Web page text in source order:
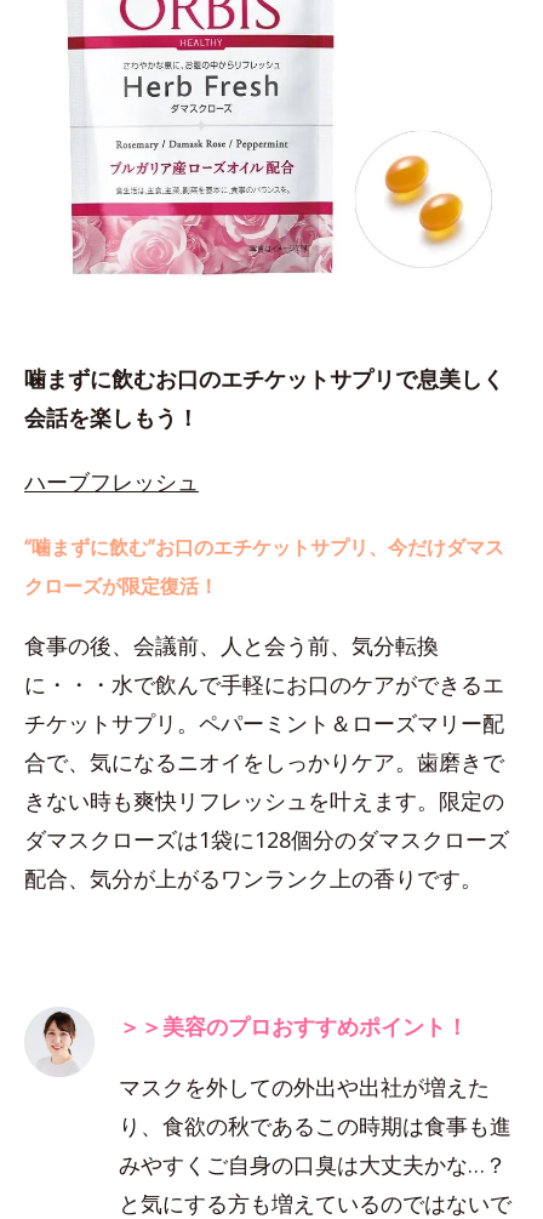
噛まずに飲むお口のエチケットサプリで息美しく
会話を楽しもう！
ハーブフレッシュ
“噛まずに飲む”お口のエチケットサプリ、今だけダマス
クローズが限定復活！
食事の後、会議前、人と会う前、気分転換
に・・・水で飲んで手軽にお口のケアができるエ
チケットサプリ。ペパーミント＆ローズマリー配
合で、気になるニオイをしっかりケア。歯磨きで
きない時も爽快リフレッシュを叶えます。限定の
ダマスクローズは1袋に128個分のダマスクローズ
配合、気分が上がるワンランク上の香りです。
＞＞美容のプロおすすめポイント！
マスクを外しての外出や出社が増えた
り、食欲の秋であるこの時期は食事も進
みやすくご自身の口臭は大丈夫かな…？
と気にする方も増えているのではないで